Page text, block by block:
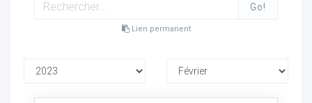
Go!
Lien permanent